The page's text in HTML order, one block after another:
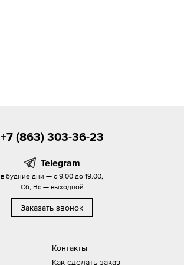
Контакты
Как сделать заказ
+7 (863) 303-36-23
Telegram
в будние дни — с 9.00 до 19.00,
Сб, Вс — выходной
Заказать звонок